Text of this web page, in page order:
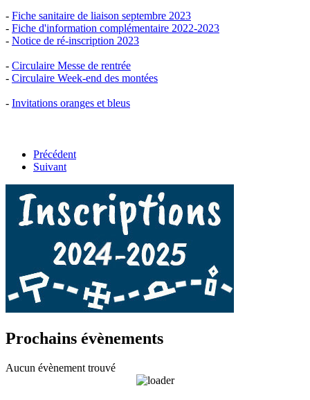
- Fiche sanitaire de liaison septembre 2023
- Fiche d'information complémentaire 2022-2023
- Notice de ré-inscription 2023
- Circulaire Messe de rentrée
- Circulaire Week-end des montées
- Invitations oranges et bleus
Précédent
Suivant
Prochains évènements
Aucun évènement trouvé